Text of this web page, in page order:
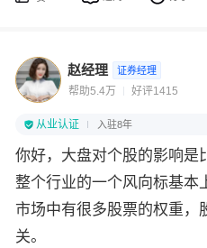
赵经理 证券经理
帮助5.4万 好评1415
从业认证 入驻8年
你好，大盘对个股的影响是
整个行业的一个风向标基本
市场中有很多股票的权重，
关。